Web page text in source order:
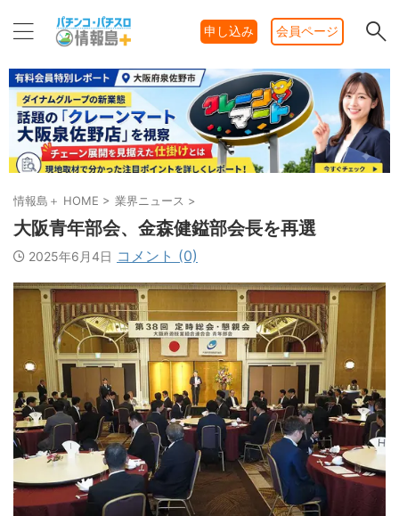
申し込み 会員ページ
情報島＋ HOME > 業界ニュース >
大阪青年部会、金森健鎰部会長を再選
2025年6月4日 コメント (0)